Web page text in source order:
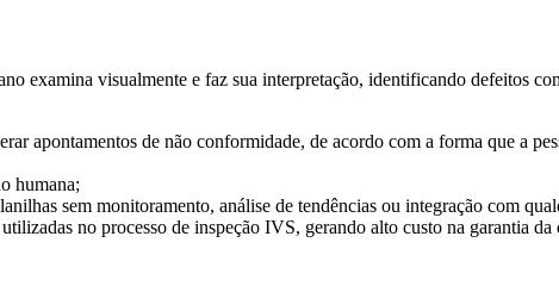
examina visualmente e faz sua interpretação, identificando defeitos
apontamentos de não conformidade, de acordo com a forma que a
humana;
sem monitoramento, análise de tendências ou integração com
no processo de inspeção IVS, gerando alto custo na garantia da